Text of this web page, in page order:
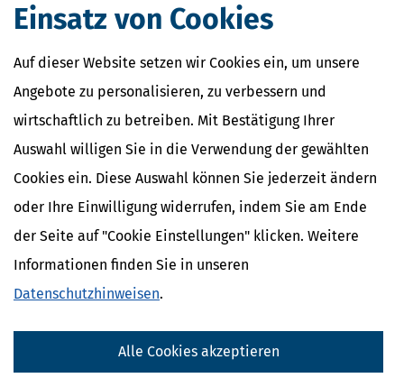
Einsatz von Cookies
Auf dieser Website setzen wir Cookies ein, um unsere
Angebote zu personalisieren, zu verbessern und
wirtschaftlich zu betreiben. Mit Bestätigung Ihrer
Auswahl willigen Sie in die Verwendung der gewählten
Cookies ein. Diese Auswahl können Sie jederzeit ändern
oder Ihre Einwilligung widerrufen, indem Sie am Ende
der Seite auf "Cookie Einstellungen" klicken. Weitere
Informationen finden Sie in unseren
Datenschutzhinweisen.
Alle Cookies akzeptieren
Kapitalertragsteuer Freibetrag -
Definition und Erklärung
Kapitalertragsteuer - Definition und
Erklärung
NACHDiGAL
Kommission